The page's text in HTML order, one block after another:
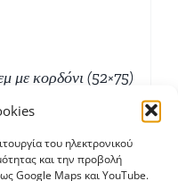
του ηλεκτρονικού
και την προβολή
Google Maps και YouTube.
με κορδόνι (52×75)